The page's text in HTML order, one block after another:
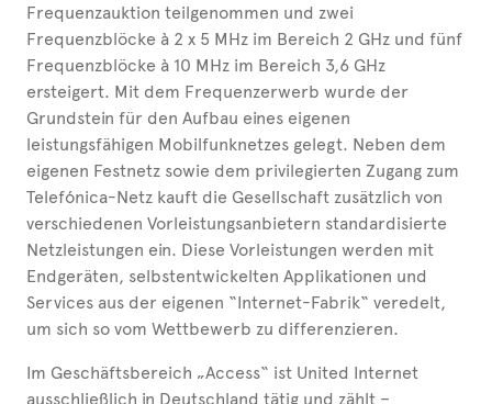
Frequenzauktion teilgenommen und zwei
Frequenzblöcke à 2 x 5 MHz im Bereich 2 GHz und fünf
Frequenzblöcke à 10 MHz im Bereich 3,6 GHz
ersteigert. Mit dem Frequenzerwerb wurde der
Grundstein für den Aufbau eines eigenen
leistungsfähigen Mobilfunknetzes gelegt. Neben dem
eigenen Festnetz sowie dem privilegierten Zugang zum
Telefónica-Netz kauft die Gesellschaft zusätzlich von
verschiedenen Vorleistungsanbietern standardisierte
Netzleistungen ein. Diese Vorleistungen werden mit
Endgeräten, selbstentwickelten Applikationen und
Services aus der eigenen “Internet-Fabrik“ veredelt,
um sich so vom Wettbewerb zu differenzieren.
Im Geschäftsbereich „Access“ ist United Internet
ausschließlich in Deutschland tätig und zählt –